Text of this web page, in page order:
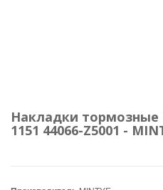
Накладки тормозные
1151 44066-Z5001 -